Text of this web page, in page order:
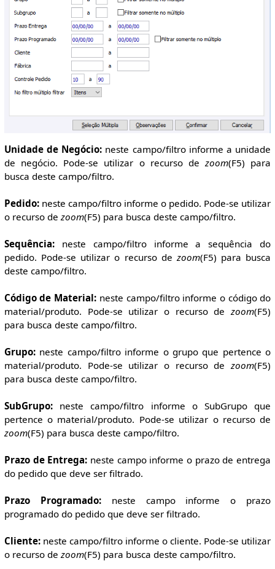
Unidade de Negócio: neste campo/filtro informe a unidade
de negócio. Pode-se utilizar o recurso dezoom(F5) para
busca deste campo/filtro.
Pedido:neste campo/filtro informe o pedido. Pode-se utilizar
o recurso de zoom(F5) para busca deste campo/filtro.
Sequência:neste campo/filtro informe a sequência do
pedido. Pode-se utilizar o recurso de zoom(F5) para busca
deste campo/filtro.
Código de Material: neste campo/filtro informe o código do
material/produto. Pode-se utilizar o recurso dezoom(F5)
para busca deste campo/filtro.
Grupo:neste campo/filtro informe o grupo que pertence o
material/produto. Pode-se utilizar o recurso dezoom(F5)
para busca deste campo/filtro.
SubGrupo:neste campo/filtro informe o SubGrupo que
pertence o material/produto. Pode-se utilizar o recurso de
zoom(F5) para busca deste campo/filtro.
Prazo de Entrega: neste campo informe o prazo de entrega
do pedido que deve ser filtrado.
Prazo Programado:neste campo informe o prazo
programado do pedido que deve ser filtrado.
Cliente:neste campo/filtro informe o cliente. Pode-se utilizar
o recurso de zoom(F5) para busca deste campo/filtro.